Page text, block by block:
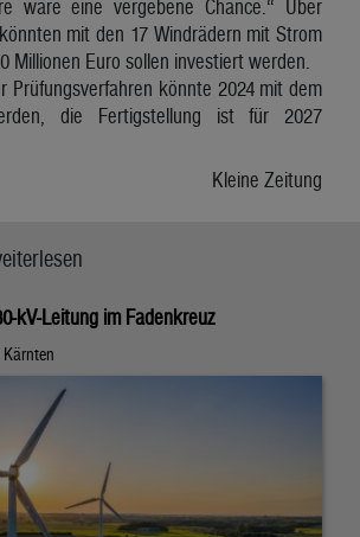
wäre eine vergebene Chance.“ Über
mit den 17 Windrädern mit Strom
Millionen Euro sollen investiert werden.
Prüfungsverfahren könnte 2024 mit dem
die Fertigstellung ist für 2027
Kleine Zeitung
kV-Leitung im Fadenkreuz